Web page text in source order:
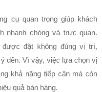
cụ quan trọng giúp khách
nhanh chóng và trực quan.
được đặt không đúng vị trí,
đến. Vì vậy, việc lựa chọn vị
khả năng tiếp cận mà còn
quả bán hàng.